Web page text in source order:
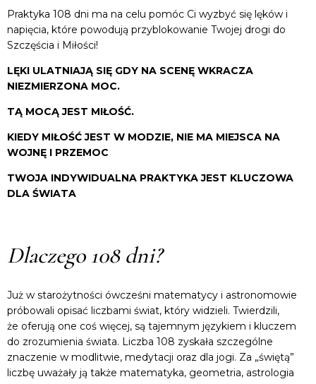
Praktyka 108 dni ma na celu pomóc Ci wyzbyć się lęków i
napięcia, które powodują przyblokowanie Twojej drogi do
Szczęścia i Miłości!
LĘKI ULATNIAJĄ SIĘ GDY NA SCENĘ WKRACZA
NIEZMIERZONA MOC.
TĄ MOCĄ JEST MIŁOŚĆ.
KIEDY MIŁOŚĆ JEST W MODZIE, NIE MA MIEJSCA NA
WOJNĘ I PRZEMOC
TWOJA INDYWIDUALNA PRAKTYKA JEST KLUCZOWA
DLA ŚWIATA
Dlaczego 108 dni?
Już w starożytności ówcześni matematycy i astronomowie
próbowali opisać liczbami świat, który widzieli. Twierdzili,
że oferują one coś więcej, są tajemnym językiem i kluczem
do zrozumienia świata. Liczba 108 zyskała szczególne
znaczenie w modlitwie, medytacji oraz dla jogi. Za „świętą”
liczbę uważały ją także matematyka, geometria, astrologia